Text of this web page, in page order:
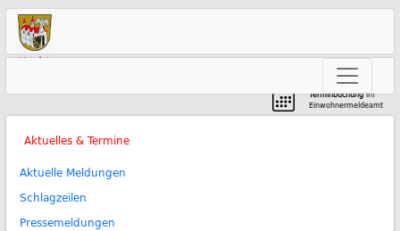
Markt
Terminbuchungim
Einwohnermeldeamt
Aktuelles & Termine
Aktuelle Meldungen
Schlagzeilen
Pressemeldungen